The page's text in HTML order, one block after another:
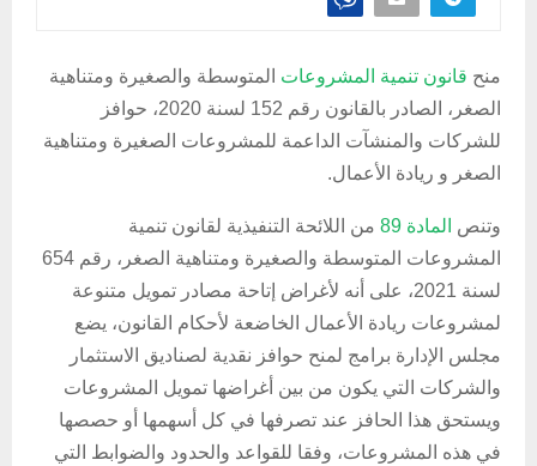
منح قانون تنمية المشروعات المتوسطة والصغيرة ومتناهية
الصغر، الصادر بالقانون رقم 152 لسنة 2020، حوافز
للشركات والمنشآت الداعمة للمشروعات الصغيرة ومتناهية
الصغر و ريادة الأعمال.
وتنص المادة 89
من اللائحة التنفيذية لقانون تنمية
المشروعات المتوسطة والصغيرة ومتناهية الصغر، رقم 654
لسنة 2021، على أنه لأغراض إتاحة مصادر تمويل متنوعة
لمشروعات ريادة الأعمال الخاضعة لأحكام القانون، يضع
مجلس الإدارة برامج لمنح حوافز نقدية لصناديق الاستثمار
والشركات التي يكون من بين أغراضها تمويل المشروعات
ويستحق هذا الحافز عند تصرفها في كل أسهمها أو حصصها
في هذه المشروعات، وفقا للقواعد والحدود والضوابط التي